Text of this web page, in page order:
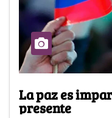
La paz es
presente